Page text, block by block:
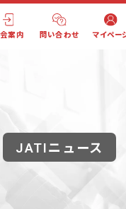
案内 問い合わせ マイペー
JATIニュース